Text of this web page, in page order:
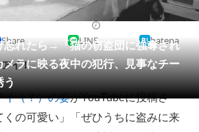
リサーチ
ページ
忘れたら→「猫の窃盗団に強奪され
ラに映る夜中の犯行、見事なチー
う
Share LINE hatena
イ！
イ（？）の姿がYouTubeに投稿さ
くの可愛い」「ぜひうちに盗みに来